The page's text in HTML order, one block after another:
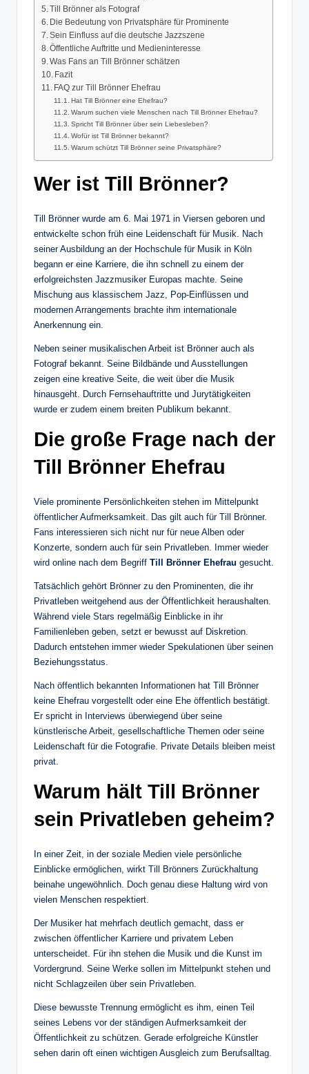
Till Brönner als Fotograf
Die Bedeutung von Privatsphäre für Prominente
Sein Einfluss auf die deutsche Jazzszene
Öffentliche Auftritte und Medieninteresse
Was Fans an Till Brönner schätzen
Fazit
FAQ zur Till Brönner Ehefrau
Hat Till Brönner eine Ehefrau?
Warum suchen viele Menschen nach Till Brönner Ehefrau?
Spricht Till Brönner über sein Liebesleben?
Wofür ist Till Brönner bekannt?
Warum schützt Till Brönner seine Privatsphäre?
Wer ist Till Brönner?
Till Brönner wurde am 6. Mai 1971 in Viersen geboren und
entwickelte schon früh eine Leidenschaft für Musik. Nach
seiner Ausbildung an der Hochschule für Musik in Köln
begann er eine Karriere, die ihn schnell zu einem der
erfolgreichsten Jazzmusiker Europas machte. Seine
Mischung aus klassischem Jazz, Pop-Einflüssen und
modernen Arrangements brachte ihm internationale
Anerkennung ein.
Neben seiner musikalischen Arbeit ist Brönner auch als
Fotograf bekannt. Seine Bildbände und Ausstellungen
zeigen eine kreative Seite, die weit über die Musik
hinausgeht. Durch Fernsehauftritte und Jurytätigkeiten
wurde er zudem einem breiten Publikum bekannt.
Die große Frage nach der
Till Brönner Ehefrau
Viele prominente Persönlichkeiten stehen im Mittelpunkt
öffentlicher Aufmerksamkeit. Das gilt auch für Till Brönner.
Fans interessieren sich nicht nur für neue Alben oder
Konzerte, sondern auch für sein Privatleben. Immer wieder
wird online nach dem Begriff Till Brönner Ehefrau gesucht.
Tatsächlich gehört Brönner zu den Prominenten, die ihr
Privatleben weitgehend aus der Öffentlichkeit heraushalten.
Während viele Stars regelmäßig Einblicke in ihr
Familienleben geben, setzt er bewusst auf Diskretion.
Dadurch entstehen immer wieder Spekulationen über seinen
Beziehungsstatus.
Nach öffentlich bekannten Informationen hat Till Brönner
keine Ehefrau vorgestellt oder eine Ehe öffentlich bestätigt.
Er spricht in Interviews überwiegend über seine
künstlerische Arbeit, gesellschaftliche Themen oder seine
Leidenschaft für die Fotografie. Private Details bleiben meist
privat.
Warum hält Till Brönner
sein Privatleben geheim?
In einer Zeit, in der soziale Medien viele persönliche
Einblicke ermöglichen, wirkt Till Brönners Zurückhaltung
beinahe ungewöhnlich. Doch genau diese Haltung wird von
vielen Menschen respektiert.
Der Musiker hat mehrfach deutlich gemacht, dass er
zwischen öffentlicher Karriere und privatem Leben
unterscheidet. Für ihn stehen die Musik und die Kunst im
Vordergrund. Seine Werke sollen im Mittelpunkt stehen und
nicht Schlagzeilen über sein Privatleben.
Diese bewusste Trennung ermöglicht es ihm, einen Teil
seines Lebens vor der ständigen Aufmerksamkeit der
Öffentlichkeit zu schützen. Gerade erfolgreiche Künstler
sehen darin oft einen wichtigen Ausgleich zum Berufsalltag.